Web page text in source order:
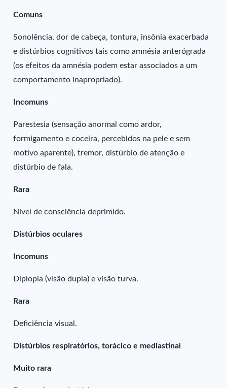
Comuns
Sonolência, dor de cabeça, tontura, insônia exacerbada
e distúrbios cognitivos tais como amnésia anterógrada
(os efeitos da amnésia podem estar associados a um
comportamento inapropriado).
Incomuns
Parestesia (sensação anormal como ardor,
formigamento e coceira, percebidos na pele e sem
motivo aparente), tremor, distúrbio de atenção e
distúrbio de fala.
Rara
Nível de consciência deprimido.
Distúrbios oculares
Incomuns
Diplopia (visão dupla) e visão turva.
Rara
Deficiência visual.
Distúrbios respiratórios, torácico e mediastinal
Muito rara